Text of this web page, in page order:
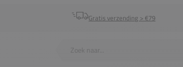
Gratis verzending > €79